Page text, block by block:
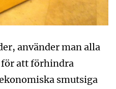
använder man alla
för att förhindra
smutsiga